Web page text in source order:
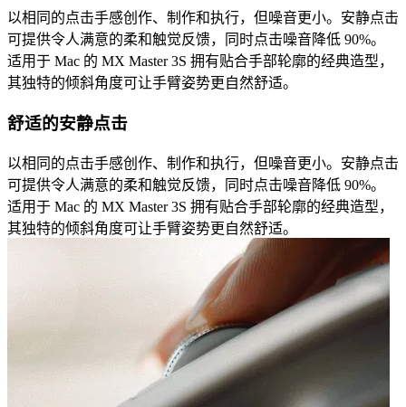
以相同的点击手感创作、制作和执行，但噪音更小。安静点击
可提供令人满意的柔和触觉反馈，同时点击噪音降低 90%。
适用于 Mac 的 MX Master 3S 拥有贴合手部轮廓的经典造型，
其独特的倾斜角度可让手臂姿势更自然舒适。
舒适的安静点击
以相同的点击手感创作、制作和执行，但噪音更小。安静点击
可提供令人满意的柔和触觉反馈，同时点击噪音降低 90%。
适用于 Mac 的 MX Master 3S 拥有贴合手部轮廓的经典造型，
其独特的倾斜角度可让手臂姿势更自然舒适。